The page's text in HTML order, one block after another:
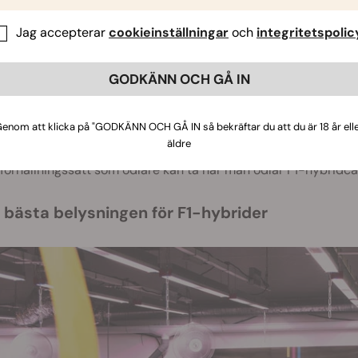
fotoperiod-F1-hybrider inomhus
sätt som både vanliga och feminiserade
plantor som utövar överlägsna avkastningar och
som odlare kan ta när man odlar F1-
bästa belysningen för F1-hybrider
Jag accepterarcookieinställningaroch
GODKÄNN OCH GÅ IN
att klicka på "GODKÄNN OCH GÅ IN så bekräftar du att du är 18 år
äldre